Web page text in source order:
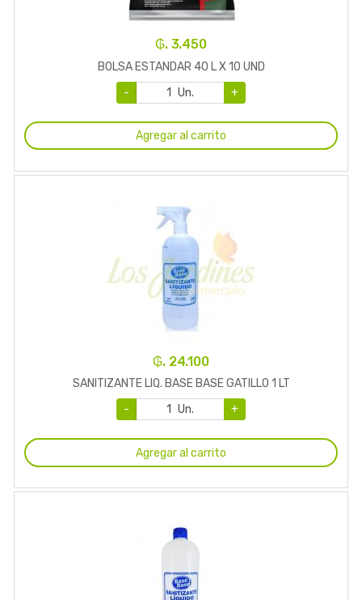
₲. 3.450
BOLSA ESTANDAR 40 L X 10 UND
-
Un. +
Agregar al carrito
₲. 24.100
SANITIZANTE LIQ. BASE BASE GATILLO 1 LT
-
Un. +
Agregar al carrito